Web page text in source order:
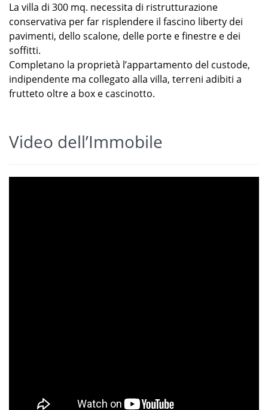
La villa di 300 mq. necessita di ristrutturazione
conservativa per far risplendere il fascino liberty dei
pavimenti, dello scalone, delle porte e finestre e dei
soffitti.
Completano la proprietà l’appartamento del custode,
indipendente ma collegato alla villa, terreni adibiti a
frutteto oltre a box e cascinotto.
Video dell’Immobile